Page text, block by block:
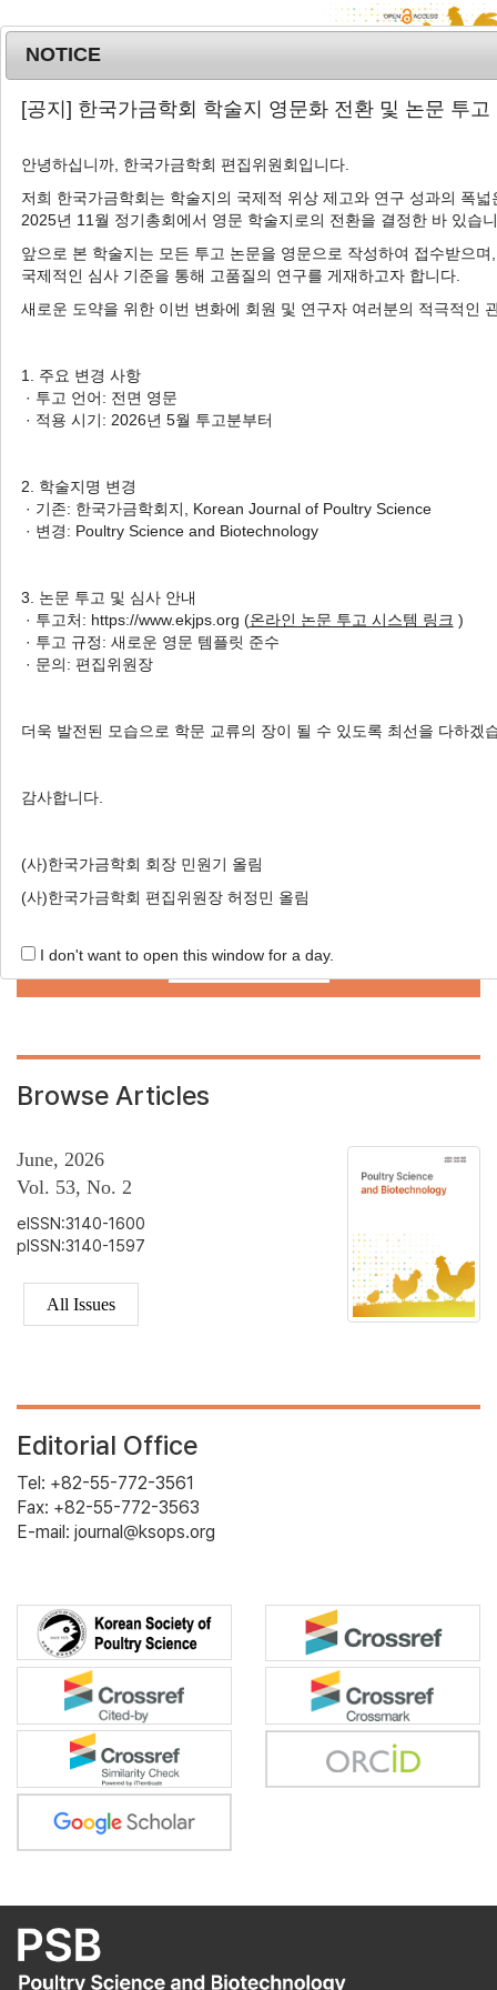
T
o
e
n
a
MENU
Advanced Search List
Author: Suresh Kumar Shanmugam
1 Articles are founded.
Suresh Kumar Shanmugam , In Ho Kim
Korean J. Poult. Sci. 2022;49(1):9-14.
HTML PDF PubReader
the Online System now.
Go to Submit
Browse Articles
June, 2026
Vol. 53, No. 2
eISSN:3140-1600
pISSN:3140-1597
All Issues
Editorial Office
Tel: +82-55-772-3561
Fax: +82-55-772-3563
E-mail: journal@ksops.org
NOTICE
[공지] 한국가금학회 학술지 영문화 전환 및 논문 투고
안녕하십니까, 한국가금학회 편집위원회입니다.
저희 한국가금학회는 학술지의 국제적 위상 제고와 연구 성과의 폭넓
2025년 11월 정기총회에서 영문 학술지로의 전환을 결정한 바 있습
앞으로 본 학술지는 모든 투고 논문을 영문으로 작성하여 접수받으며,
국제적인 심사 기준을 통해 고품질의 연구를 게재하고자 합니다.
새로운 도약을 위한 이번 변화에 회원 및 연구자 여러분의 적극적인
1. 주요 변경 사항
· 투고 언어: 전면 영문
· 적용 시기: 2026년 5월 투고분부터
2. 학술지명 변경
· 기존: 한국가금학회지, Korean Journal of Poultry Science
· 변경: Poultry Science and Biotechnology
3. 논문 투고 및 심사 안내
· 투고처: https://www.ekjps.org (온라인 논문 투고 시스템 링크 )
· 투고 규정: 새로운 영문 템플릿 준수
· 문의: 편집위원장
더욱 발전된 모습으로 학문 교류의 장이 될 수 있도록 최선을 다하겠
감사합니다.
(사)한국가금학회 회장 민원기 올림
(사)한국가금학회 편집위원장 허정민 올림
I don't want to open this window for a day.